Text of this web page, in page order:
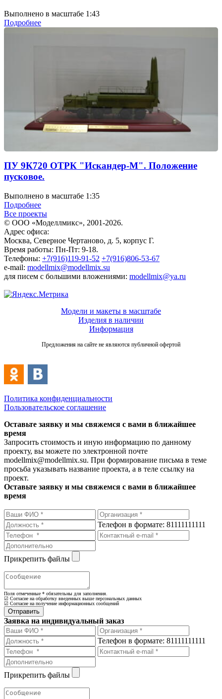
Выполнено в масштабе 1:43
Подробнее
ПУ 9К720 ОТРК "Искандер-М". Положение
пусковое.
Выполнено в масштабе 1:35
Подробнее
Все проекты
© ООО «Моделлмикс», 2001-2026.
Адрес офиса:
Москва, Северное Чертаново, д. 5, корпус Г.
Время работы: Пн-Пт: 9-18.
Телефоны: +7(916)119-91-52 +7(916)806-53-67
e-mail: modellmix@modellmix.su
для писем с большими вложениями: modellmix@ya.ru
Модели и макеты в масштабе
Изделия в наличии
Информация
Предложения на сайте не являются публичной офертой
Политика конфиденциальности
Пользовательское соглашение
Оставьте заявку и мы свяжемся с вами в ближайшее
время
Запросить стоимость и иную информацию по данному
проекту, вы можете по электронной почте
modellmix@modellmix.su. При формирование письма в теме
просьба указывать название проекта, а в теле ссылку на
проект.
Оставьте заявку и мы свяжемся с вами в ближайшее
время
Телефон в формате: 81111111111
Прикрепить файлы
Поля отмеченные * обязательны для заполнения.
☑ Согласие на обработку введенных выше персональных данных
☑ Согласие на получение информационных сообщений
Заявка на индивидуальный заказ
Телефон в формате: 81111111111
Прикрепить файлы